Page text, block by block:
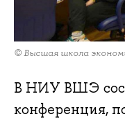
© Высшая школа
В НИУ ВШЭ
конференция,